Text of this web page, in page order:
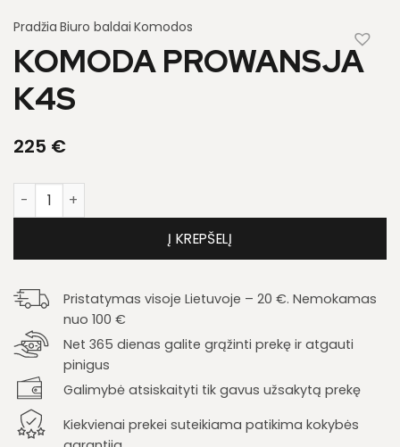
Pradžia Biuro baldai Komodos
KOMODA PROWANSJA
K4S
225 €
produkto kiekis: Komoda Prowansja K4S
Į KREPŠELĮ
Pristatymas visoje Lietuvoje – 20 €. Nemokamas
nuo 100 €
Net 365 dienas galite grąžinti prekę ir atgauti
pinigus
Galimybė atsiskaityti tik gavus užsakytą prekę
Kiekvienai prekei suteikiama patikima kokybės